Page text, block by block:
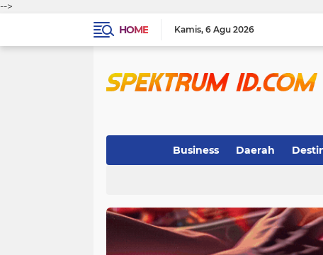
-->
HOME
Kamis 6 Agu 2026
Business Daerah